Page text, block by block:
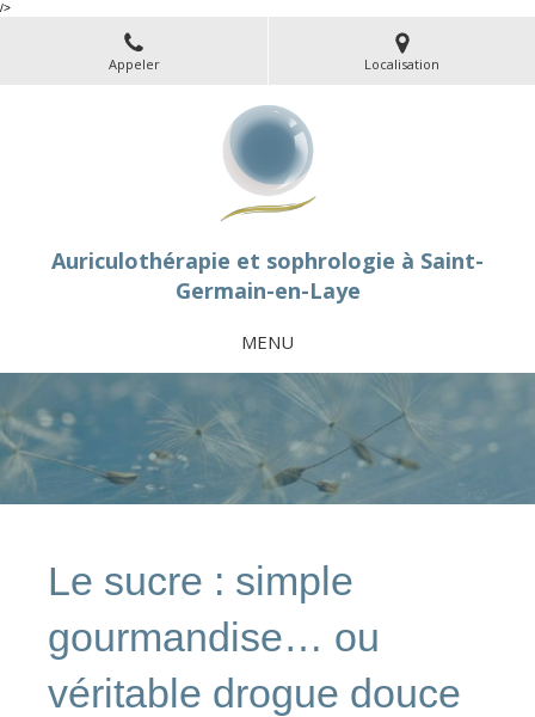
/>
Appeler Localisation
Auriculothérapie et sophrologie à Saint-
Germain-en-Laye
MENU
Le sucre : simple
gourmandise… ou
véritable drogue douce